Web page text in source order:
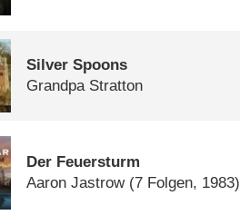
Silver Spoons
Grandpa Stratton
Der Feuersturm
Aaron Jastrow (7 Folgen, 1983)